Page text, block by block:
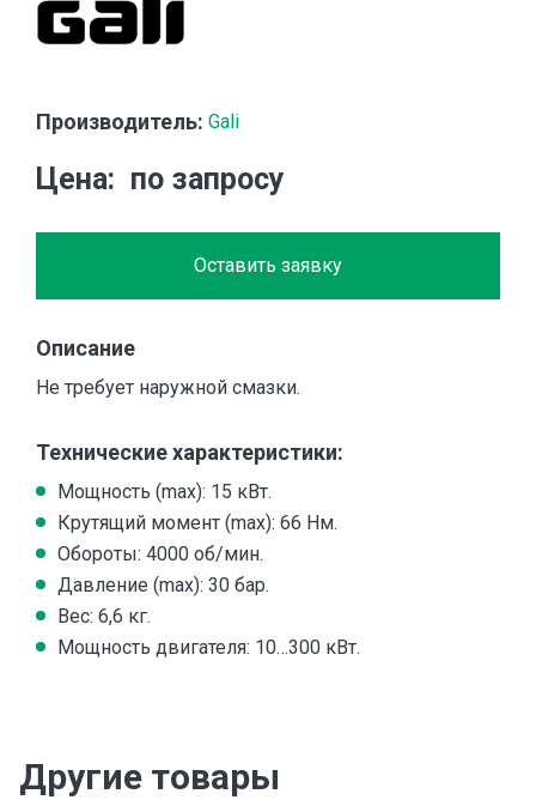
Производитель: Gali
Цена по запросу
Оставить заявку
Описание
Не требует наружной смазки.
Технические характеристики:
Мощность (max): 15 кВт.
Крутящий момент (max): 66 Нм.
Обороты: 4000 об/мин.
Давление (max): 30 бар.
Вес: 6,6 кг.
Мощность двигателя: 10…300 кВт.
Другие товары